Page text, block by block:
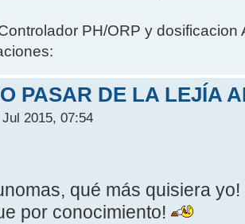
PH/ORP y dosificacion
PASAR DE LA LEJÍA
2015, 07:54
qué más quisiera
por conocimiento!